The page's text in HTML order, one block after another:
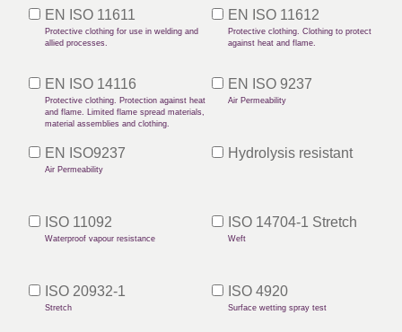
EN ISO 11611
Protective clothing for use in welding and
allied processes.
EN ISO 11612
Protective clothing. Clothing to protect
against heat and flame.
EN ISO 14116
Protective clothing. Protection against heat
and flame. Limited flame spread materials,
material assemblies and clothing.
EN ISO 9237
Air Permeability
EN ISO9237
Air Permeability
Hydrolysis resistant
ISO 11092
Waterproof vapour resistance
ISO 14704-1 Stretch
Weft
ISO 20932-1
Stretch
ISO 4920
Surface wetting spray test